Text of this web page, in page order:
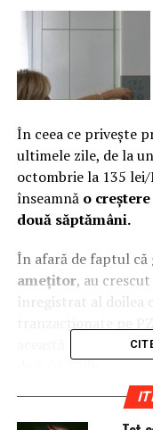
În ceea ce priveşte
ultimele zile, de la
octombrie la 135
înseamnă o
două săptămâni.
În afară de faptul că
ameţitor, au
înregistrat al doilea
această lună fiind
de 6,06 GWh.
O explicaţie pentru